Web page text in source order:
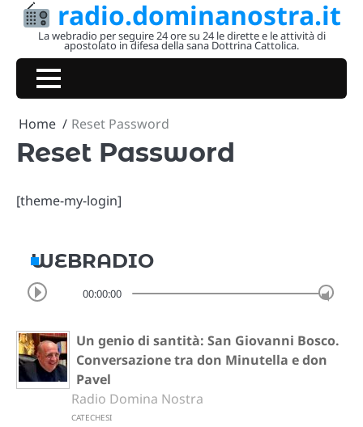
Skip
radio.dominanostra.it
La webradio per seguire 24 ore su 24 le dirette e le attività di
apostolato in difesa della sana Dottrina Cattolica.
Home Reset Password
Reset Password
[theme-my-login]
WEBRADIO
00:00:00
Un genio di santità: San Giovanni Bosco.
Conversazione tra don Minutella e don
Pavel
Radio Domina Nostra
CATECHESI